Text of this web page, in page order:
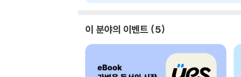
이 분야의 이벤트 5